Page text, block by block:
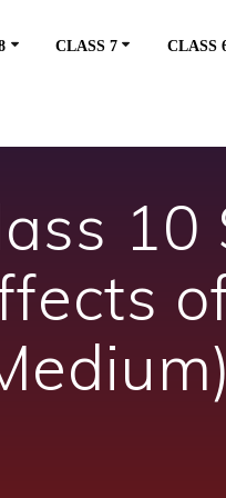
CLASS 7 CLASS
10